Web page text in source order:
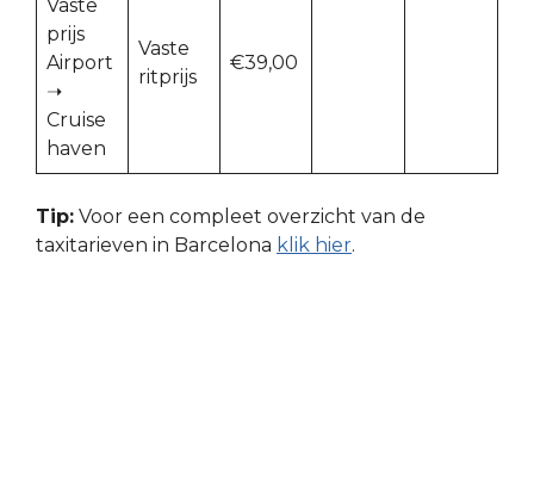
Vaste
prijs
Airport
➝
Cruise
haven
Vaste
ritprijs
€39,00
Tip: Voor een compleet overzicht van de
taxitarieven in Barcelona klik hier.